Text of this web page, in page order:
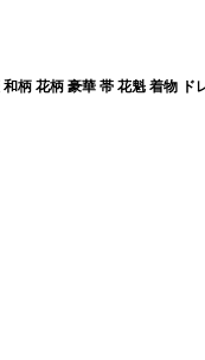
柄 花柄 豪華 帯 花魁 着物 ド